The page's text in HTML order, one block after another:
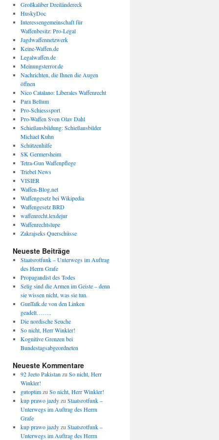
Großkaliber Dreiländereck
HuskyDoc
Interessengemeinschaft für
Waffenbesitz: Pro-Legal
Jagdwaffennetzwerk
Keine-Waffen.de
Legalwaffen.de
Meinungsterror.de
Nachrichten, die Ihnen die Augen
öffnen
Nico Catalano: Liberales Waffenrecht
Para Bellum
Pro-Schiesssport
Pro-Waffen Sven Olav Dahl
Schießausbildung: Schießausbilder
Michael Kuhn
Schützenhilfe
SK Germersheim
Tetra-Gun Waffenpflege
Triebel News
VISIER
Waffen-Blog.net
Waffengesetz bei Wikipedia
Waffengesetz BRD
waffenrecht.lexdejur
Waffenrechtslupe
Zakrajseks Querschüsse
Neueste Beiträge
Staatsrotfunk – Unterwegs im Auftrag
des Herrn Grafe
Propagandist des Todes
Selig sind die Armen im Geiste – denn
sie wissen nicht, was sie tun.
GunTalk.de von den Linken
geadelt……..
Die nordische Seuche
So nicht, Herr Winkler!
Kognitive Grenzen bei
Bundestagsabgeordneten
Neueste Kommentare
92 Jeeto Pakistan zu So nicht, Herr
Winkler!
gutoptimzu So nicht, Herr Winkler!
kup prawo jazdyzu Staatsrotfunk –
Unterwegs im Auftrag des Herrn
Grafe
kup prawo jazdyzu Staatsrotfunk –
Unterwegs im Auftrag des Herrn